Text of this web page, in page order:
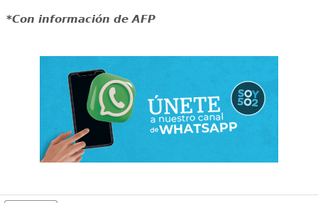
*Con información de AFP